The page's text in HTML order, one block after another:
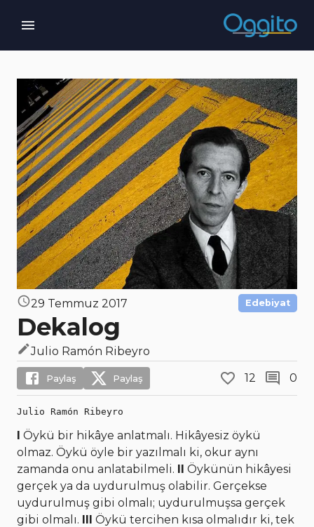
29 Temmuz 2017 Edebiyat
Dekalog
Julio Ramón Ribeyro
Paylaş Paylaş 12 0
Julio Ramón Ribeyro
I Öykü bir hikâye anlatmalı. Hikâyesiz öykü
olmaz. Öykü öyle bir yazılmalı ki, okur aynı
zamanda onu anlatabilmeli. II Öykünün hikâyesi
gerçek ya da uydurulmuş olabilir. Gerçekse
uydurulmuş gibi olmalı; uydurulmuşsa gerçek
gibi olmalı. III Öykü tercihen kısa olmalıdır ki, tek